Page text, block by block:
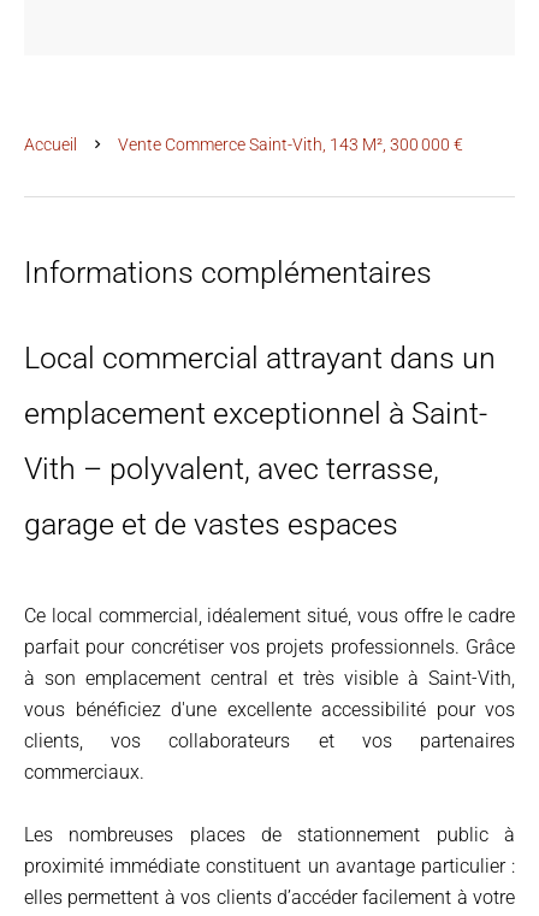
Accueil Vente Commerce Saint-Vith, 143 M², 300 000 €
Informations complémentaires
Local commercial attrayant dans un
emplacement exceptionnel à Saint-
Vith – polyvalent, avec terrasse,
garage et de vastes espaces
Ce local commercial, idéalement situé, vous offre le cadre
parfait pour concrétiser vos projets professionnels. Grâce
à son emplacement central et très visible à Saint-Vith,
vous bénéficiez d'une excellente accessibilité pour vos
clients, vos collaborateurs et vos partenaires
commerciaux.
Les nombreuses places de stationnement public à
proximité immédiate constituent un avantage particulier :
elles permettent à vos clients d’accéder facilement à votre